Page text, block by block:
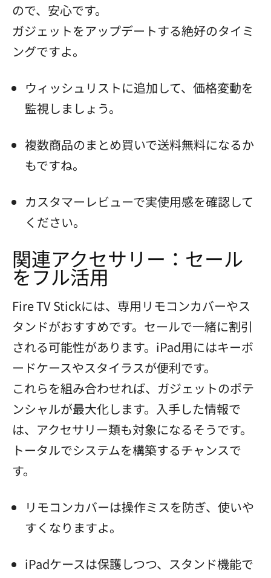
ので、安心です。
ガジェットをアップデートする絶好のタイミ
ングですよ。
ウィッシュリストに追加して、価格変動を
監視しましょう。
複数商品のまとめ買いで送料無料になるか
もですね。
カスタマーレビューで実使用感を確認して
ください。
関連アクセサリー：セール
をフル活用
Fire TV Stickには、専用リモコンカバーやス
タンドがおすすめです。セールで一緒に割引
される可能性があります。iPad用にはキーボ
ードケースやスタイラスが便利です。
これらを組み合わせれば、ガジェットのポテ
ンシャルが最大化します。入手した情報で
は、アクセサリー類も対象になるそうです。
トータルでシステムを構築するチャンスで
す。
リモコンカバーは操作ミスを防ぎ、使いや
すくなりますよ。
iPadケースは保護しつつ、スタンド機能で